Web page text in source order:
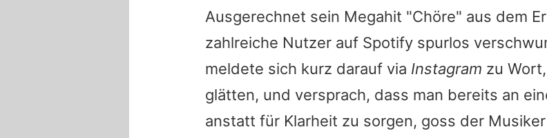
App runterladen
Team
Redaktionelle Richtlinien
Impressum
Ausgerechnet sein Megahit "Chöre" aus dem
zahlreiche Nutzer auf Spotify spurlos
meldete sich kurz darauf via Instagram zu
glätten, und versprach, dass man bereits an
anstatt für Klarheit zu sorgen, goss der